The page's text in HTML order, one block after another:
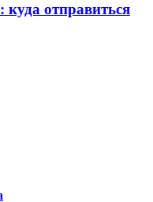
отправиться